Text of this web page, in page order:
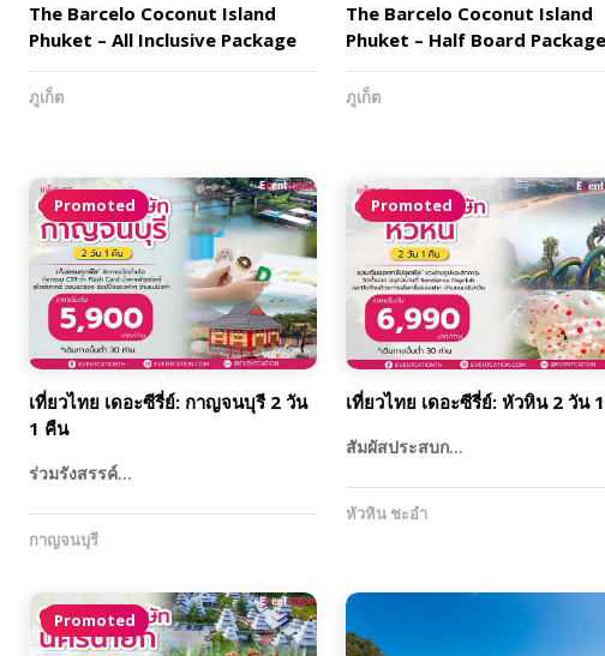
The Barcelo Coconut Island
Phuket – All Inclusive Package
ภูเก็ต
The Barcelo Coconut Island
Phuket – Half Board Package
ภูเก็ต
Promoted
เที่ยวไทย เดอะซีรี่ย์: กาญจนบุรี 2 วัน
1 คืน
ร่วมรังสรรค์…
กาญจนบุรี
Promoted
เที่ยวไทย เดอะซีรี่ย์: หัวหิน 2 วัน
สัมผัสประสบก…
หัวหิน ชะอำ
Promoted